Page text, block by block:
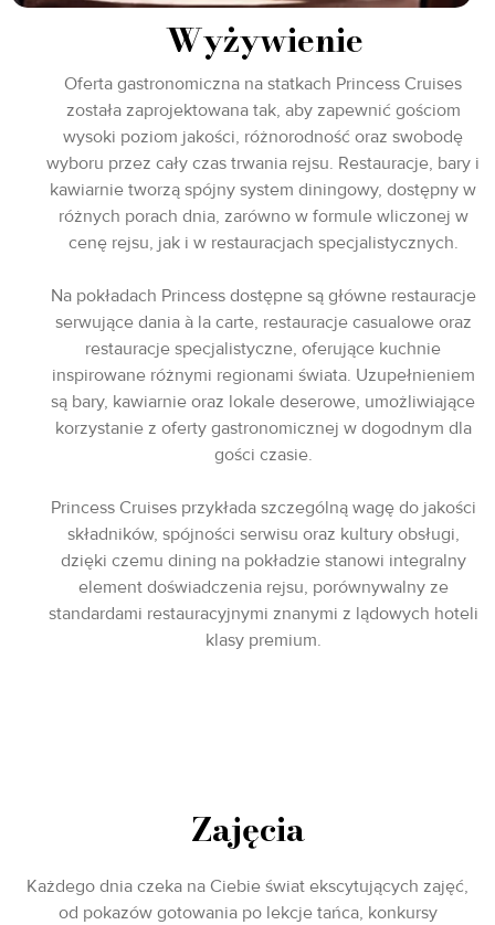
Wyżywienie
Oferta gastronomiczna na statkach Princess Cruises
została zaprojektowana tak, aby zapewnić gościom
wysoki poziom jakości, różnorodność oraz swobodę
wyboru przez cały czas trwania rejsu. Restauracje, bary i
kawiarnie tworzą spójny system diningowy, dostępny w
różnych porach dnia, zarówno w formule wliczonej w
cenę rejsu, jak i w restauracjach specjalistycznych.
Na pokładach Princess dostępne są główne restauracje
serwujące dania à la carte, restauracje casualowe oraz
restauracje specjalistyczne, oferujące kuchnie
inspirowane różnymi regionami świata. Uzupełnieniem
są bary, kawiarnie oraz lokale deserowe, umożliwiające
korzystanie z oferty gastronomicznej w dogodnym dla
gości czasie.
Princess Cruises przykłada szczególną wagę do jakości
składników, spójności serwisu oraz kultury obsługi,
dzięki czemu dining na pokładzie stanowi integralny
element doświadczenia rejsu, porównywalny ze
standardami restauracyjnymi znanymi z lądowych hoteli
klasy premium.
Zajęcia
Każdego dnia czeka na Ciebie świat ekscytujących zajęć,
od pokazów gotowania po lekcje tańca, konkursy